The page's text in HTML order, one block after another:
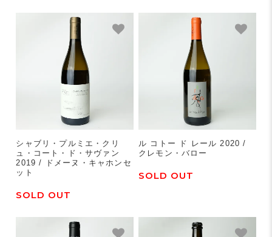
シャブリ・プルミエ・クリ
ュ・コート・ド・サヴァン
2019 / ドメーヌ・キャホンセ
ット
SOLD OUT
ル コトー ド レール 2020 /
クレモン・バロー
SOLD OUT